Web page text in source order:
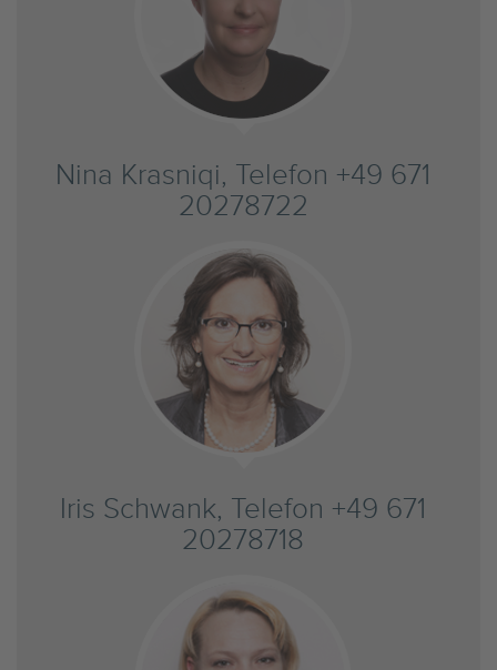
Nina Krasniqi, Telefon +49 671
20278722
Iris Schwank, Telefon +49 671
20278718